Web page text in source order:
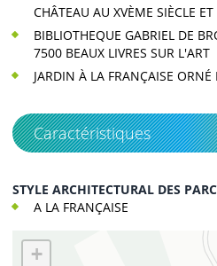
CHÂTEAU AU XVÈME SIÈCLE
BIBLIOTHEQUE GABRIEL DE
7500 BEAUX LIVRES SUR L'ART
JARDIN À LA FRANÇAISE ORNÉ
Caractéristiques
STYLE ARCHITECTURAL DES
A LA FRANÇAISE
+